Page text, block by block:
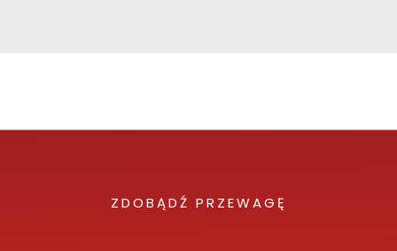
ZDOBĄDŹ PRZEWAGĘ